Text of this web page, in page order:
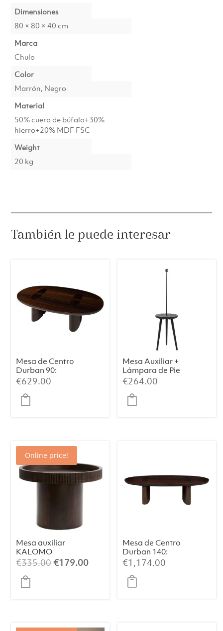
Dimensiones
80 × 80 × 40 cm
Marca
Chulo
Color
Marrón, Negro
Material
50% cuero de búfalo+30%
hierro+20% MDF FSC
Weight
20 kg
También le puede interesar
Mesa de Centro
Durban 90:
Elegancia
Artesanal con
Chapa de
Eucalipto
€629.00
Mesa Auxiliar +
Lámpara de Pie
TOLFA –
Ø40×135 cm,
Negro Mate
€264.00
Online price!
Mesa auxiliar
KALOMO
madera roble S
€335.00El
€179.00El
Mesa de Centro
Durban 140:
Elegancia
Artesanal con
Chapa de
Eucalipto
€1,174.00